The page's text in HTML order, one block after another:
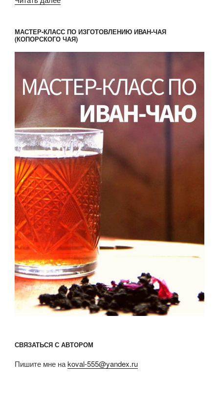
псиллиумом
и цельнозерновой
пиццы
и пирогов»
МАСТЕР-КЛАСС ПО ИЗГОТОВЛЕНИЮ ИВАН-ЧАЯ
(КОПОРСКОГО ЧАЯ)
СВЯЗАТЬСЯ С АВТОРОМ
Пишите мне наkoval-555@yandex.ru